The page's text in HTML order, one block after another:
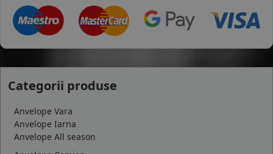
Categorii produse
Anvelope Vara
Anvelope Iarna
Anvelope All season